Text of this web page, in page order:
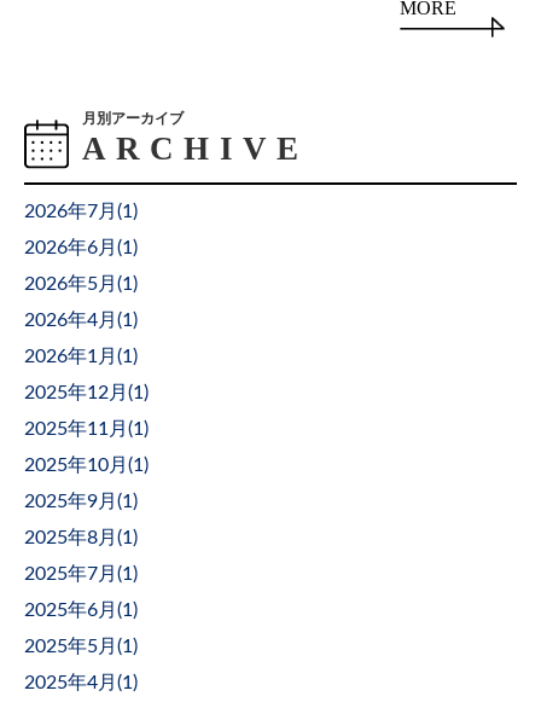
MORE
月別アーカイブ
2026年7月(1 )
2026年6月(1 )
2026年5月(1 )
2026年4月(1 )
2026年1月(1 )
2025年12月(1 )
2025年11月(1 )
2025年10月(1 )
2025年9月(1 )
2025年8月(1 )
2025年7月(1 )
2025年6月(1 )
2025年5月(1 )
2025年4月(1 )